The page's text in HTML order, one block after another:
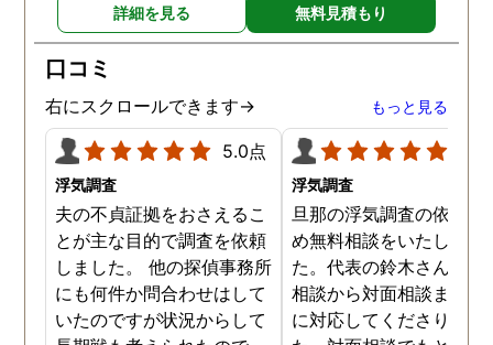
詳細を見る 無料見積もり
口コミ
右にスクロールできます→ もっと見る
5.0点
浮気調査
夫の不貞証拠をおさえるこ
とが主な目的で調査を依頼
しました。 他の探偵事務所
にも何件か問合わせはして
いたのですが状況からして
浮気調査
旦那の浮気調査の依頼の
め無料相談をいたしまし
た。代表の鈴木さんが電
相談から対面相談まです
に対応してくださりまし